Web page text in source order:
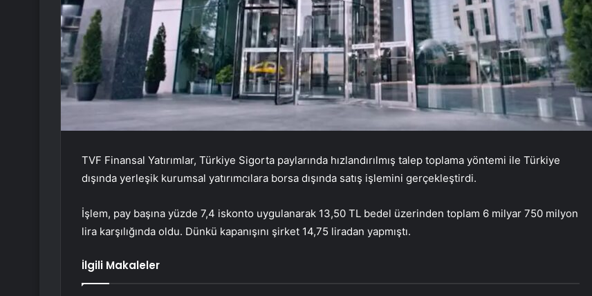
TVF Finansal Yatırımlar, Türkiye Sigorta paylarında hızlandırılmış talep toplama yöntemi ile Türkiye
dışında yerleşik kurumsal yatırımcılara borsa dışında satış işlemini gerçekleştirdi.
İşlem, pay başına yüzde 7,4 iskonto uygulanarak 13,50 TL bedel üzerinden toplam 6 milyar 750 milyon
lira karşılığında oldu. Dünkü kapanışını şirket 14,75 liradan yapmıştı.
İlgili Makaleler